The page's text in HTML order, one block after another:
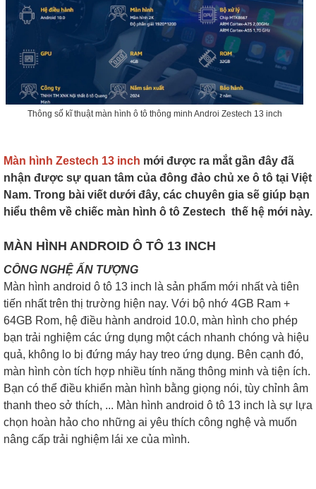
Thông số kĩ thuật màn hình ô tô thông minh Androi Zestech 13 inch
Màn hình Zestech 13 inch mới được ra mắt gần đây đã
nhận được sự quan tâm của đông đảo chủ xe ô tô tại Việt
Nam. Trong bài viết dưới đây, các chuyên gia sẽ giúp bạn
hiểu thêm về chiếc màn hình ô tô Zestech thế hệ mới này.
MÀN HÌNH ANDROID Ô TÔ 13 INCH
CÔNG NGHỆ ẤN TƯỢNG
Màn hình android ô tô 13 inch là sản phẩm mới nhất và tiên
tiến nhất trên thị trường hiện nay. Với bộ nhớ 4GB Ram +
64GB Rom, hệ điều hành android 10.0, màn hình cho phép
bạn trải nghiệm các ứng dụng một cách nhanh chóng và hiệu
quả, không lo bị đứng máy hay treo ứng dụng. Bên cạnh đó,
màn hình còn tích hợp nhiều tính năng thông minh và tiện ích.
Bạn có thể điều khiển màn hình bằng giọng nói, tùy chỉnh âm
thanh theo sở thích, ... Màn hình android ô tô 13 inch là sự lựa
chọn hoàn hảo cho những ai yêu thích công nghệ và muốn
nâng cấp trải nghiệm lái xe của mình.